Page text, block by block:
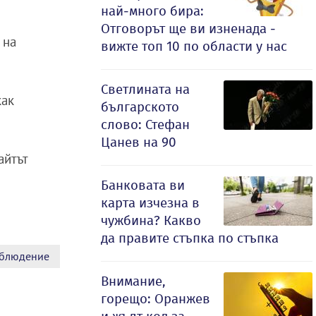
най-много бира:
Отговорът ще ви изненада -
вижте топ 10 по области у нас
Светлината на
българското
слово: Стефан
Цанев на 90
Банковата ви
карта изчезна в
чужбина? Какво
да правите стъпка по стъпка
Внимание,
горещо: Оранжев